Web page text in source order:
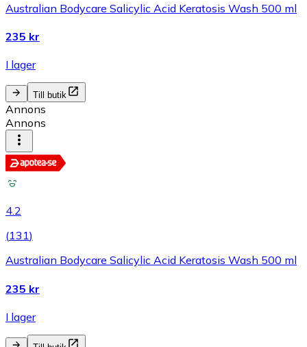
Australian Bodycare Salicylic Acid Keratosis Wash 500 ml
235 kr
I lager
Till butik
Annons
Annons
4.2
(131)
Australian Bodycare Salicylic Acid Keratosis Wash 500 ml
235 kr
I lager